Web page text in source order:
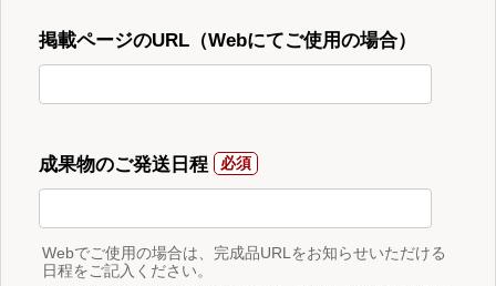
掲載ページのURL（Webにてご使用の場合）
成果物のご発送日程
Webでご使用の場合は、完成品URLをお知らせいただける
日程をご記入ください。